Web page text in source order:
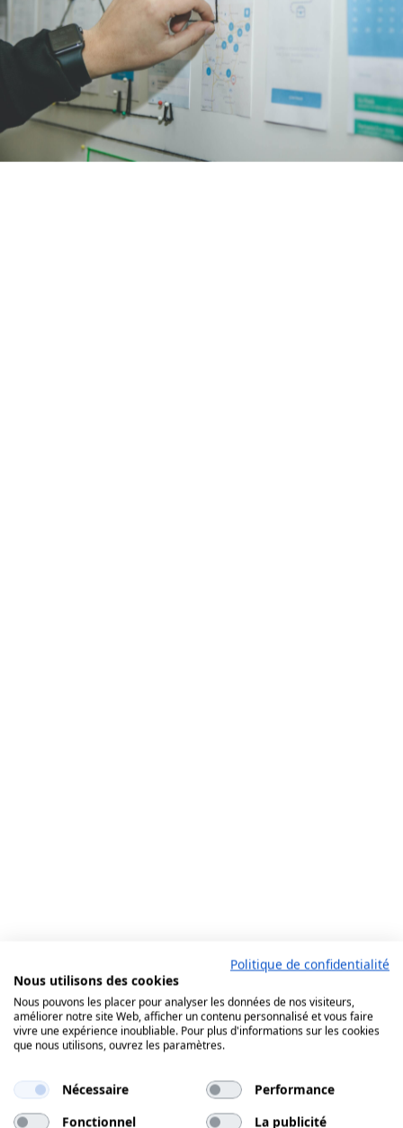
Politique de confidentialité
Nous utilisons des cookies
Nous pouvons les placer pour analyser les données de nos visiteurs,
améliorer notre site Web, afficher un contenu personnalisé et vous faire
vivre une expérience inoubliable. Pour plus d'informations sur les cookies
que nous utilisons, ouvrez les paramètres.
Nécessaire
Performance
Fonctionnel
La publicité